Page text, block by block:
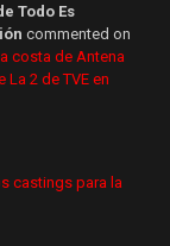
Todo Es
commented on
costa de Antena
La 2 de TVE en
castings para la